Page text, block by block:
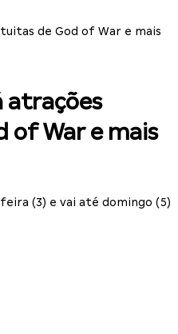
de God of War e mais
atrações
of War e mais
(3) e vai até domingo (5)